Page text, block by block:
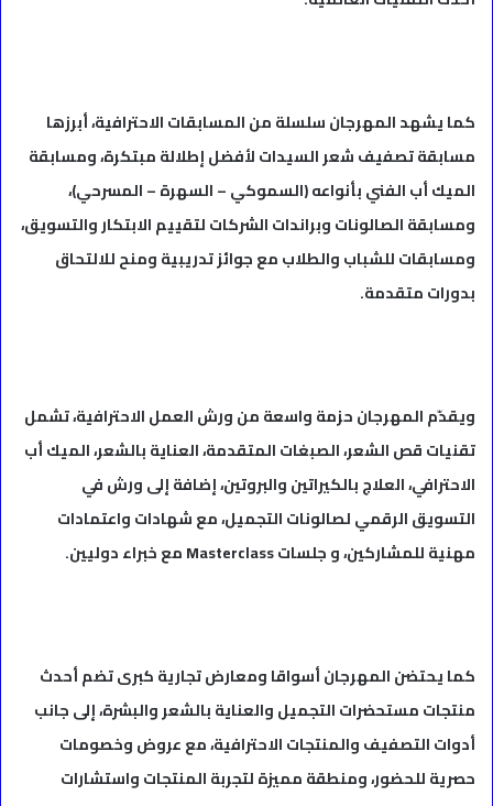
كما يشهد المهرجان سلسلة من المسابقات الاحترافية، أبرزها
مسابقة تصفيف شعر السيدات لأفضل إطلالة مبتكرة، ومسابقة
الميك أب الفني بأنواعه (السموكي – السهرة – المسرحي)،
ومسابقة الصالونات وبراندات الشركات لتقييم الابتكار والتسويق،
ومسابقات للشباب والطلاب مع جوائز تدريبية ومنح للالتحاق
بدورات متقدمة.
ويقدّم المهرجان حزمة واسعة من ورش العمل الاحترافية، تشمل
تقنيات قص الشعر، الصبغات المتقدمة، العناية بالشعر، الميك أب
الاحترافي، العلاج بالكيراتين والبروتين، إضافة إلى ورش في
التسويق الرقمي لصالونات التجميل، مع شهادات واعتمادات
مهنية للمشاركين، و جلسات Masterclass مع خبراء دوليين.
كما يحتضن المهرجان أسواقا ومعارض تجارية كبرى تضم أحدث
منتجات مستحضرات التجميل والعناية بالشعر والبشرة، إلى جانب
أدوات التصفيف والمنتجات الاحترافية، مع عروض وخصومات
حصرية للحضور، ومنطقة مميزة لتجربة المنتجات واستشارات